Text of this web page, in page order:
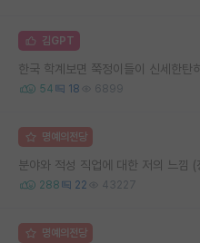
김GPT
한국 학계보면 쭉정이들이 신세한탄
54 18 6899
명예의전당
분야와 적성 직업에 대한 저의 느낌 (
288 22 43227
명예의전당